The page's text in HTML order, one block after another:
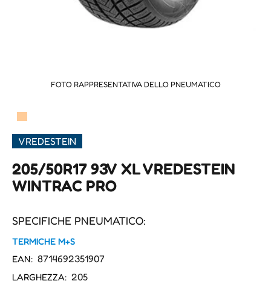
FOTO RAPPRESENTATIVA DELLO PNEUMATICO
▀
VREDESTEIN
205/50R17 93V XL VREDESTEIN
WINTRAC PRO
SPECIFICHE PNEUMATICO:
TERMICHE M+S
EAN: 8714692351907
LARGHEZZA: 205